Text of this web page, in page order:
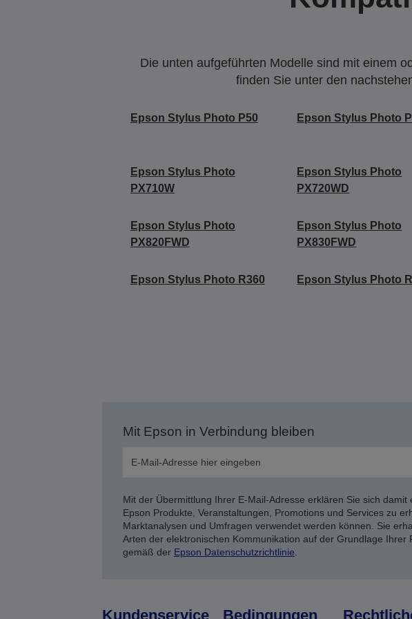
Die unten aufgeführten Modelle sind mit einem
finden Sie unter den
Epson Stylus Photo P50 Epson Stylus Photo
Epson Stylus Photo
PX710W
Epson Stylus Photo
PX720WD
Epson Stylus Photo
PX820FWD
Epson Stylus Photo
PX830FWD
Epson Stylus Photo R360 Epson Stylus Photo
Mit Epson in Verbindung bleiben
Mit der Übermittlung Ihrer E-Mail-Adresse erklären Sie sich
Epson Produkte, Veranstaltungen, Promotions und Services zu
Marktanalysen und Umfragen verwendet werden können. Sie
Arten der elektronischen Kommunikation auf der Grundlage Ihrer
gemäß der Epson Datenschutzrichtlinie
Kundenservice Bedingungen